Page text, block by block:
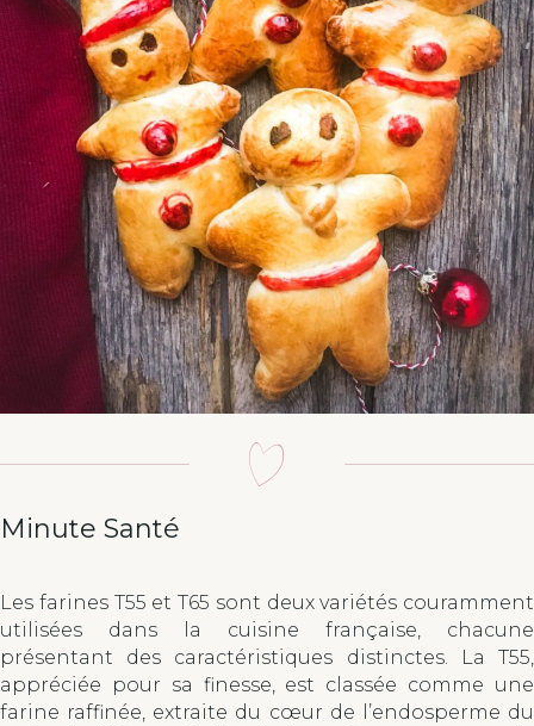
Minute Santé
Les farines T55 et T65 sont deux variétés couramment
utilisées dans la cuisine française, chacune
présentant des caractéristiques distinctes. La T55,
appréciée pour sa finesse, est classée comme une
farine raffinée, extraite du cœur de l’endosperme du